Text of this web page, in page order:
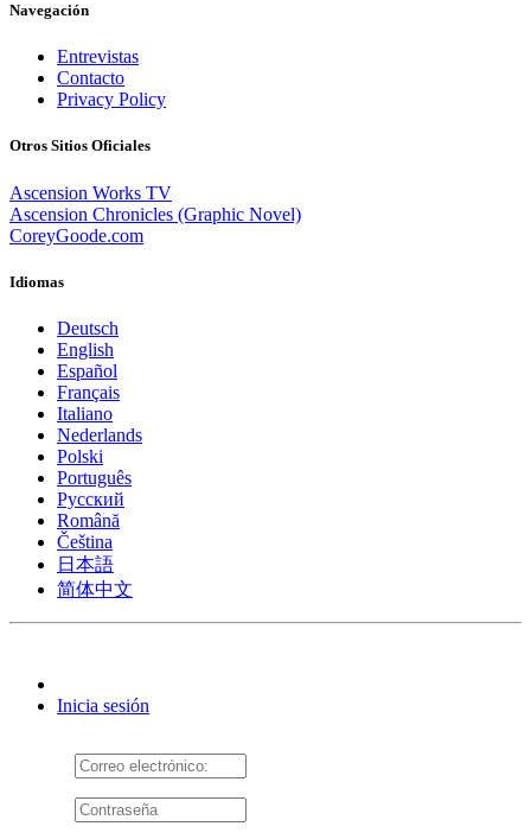
Navegación
Entrevistas
Contacto
Privacy Policy
Otros Sitios Oficiales
Ascension Works TV
Ascension Chronicles (Graphic Novel)
CoreyGoode.com
Idiomas
Deutsch
English
Español
Français
Italiano
Nederlands
Polski
Português
Pусский
Română
Čeština
日本語
简体中文
Inicia sesión